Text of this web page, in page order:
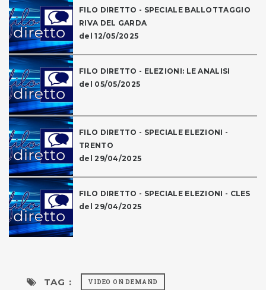
FILO DIRETTO - SPECIALE BALLOTTAGGIO
RIVA DEL GARDA
del 12/05/2025
FILO DIRETTO - ELEZIONI: LE ANALISI
del 05/05/2025
FILO DIRETTO - SPECIALE ELEZIONI -
TRENTO
del 29/04/2025
FILO DIRETTO - SPECIALE ELEZIONI - CLES
del 29/04/2025
TAG : VIDEO ON DEMAND